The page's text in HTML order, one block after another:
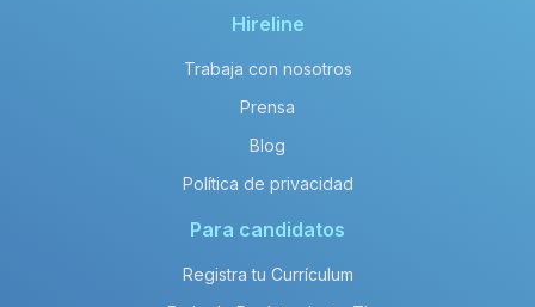
Hireline
Trabaja con nosotros
Prensa
Blog
Política de privacidad
Para candidatos
Registra tu Currículum